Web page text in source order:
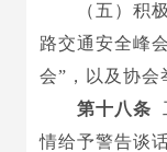
（五）积
路交通安全峰
会”，以及协会
第十八条
情给予警告谈